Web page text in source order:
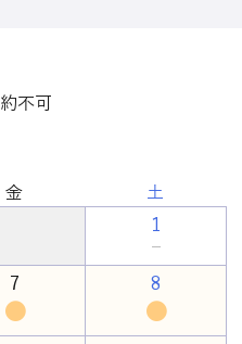
不可
金
土
1
－
7
●
8
●